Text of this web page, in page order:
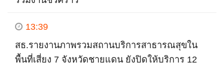
13:39
สธ.รายงานภาพรวมสถานบริการสาธารณสุขใน
พื้นที่เสี่ยง 7 จังหวัดชายแดน ยังปิดให้บริการ 12